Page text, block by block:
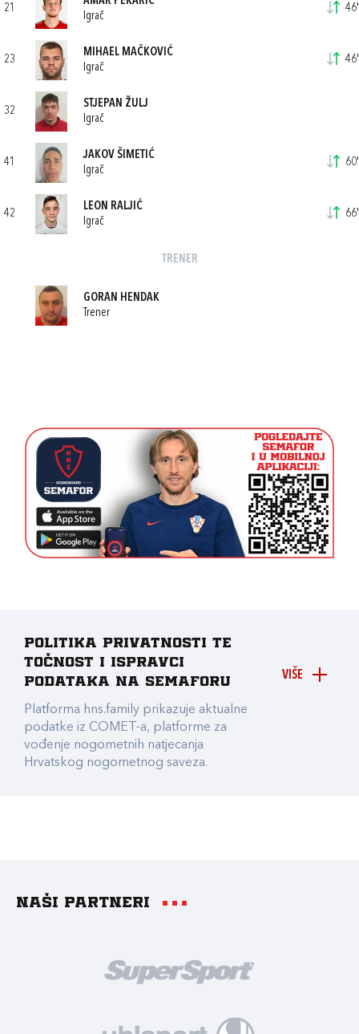
21
Igrač
46'
23
MIHAEL MAČKOVIĆ
Igrač
46'
32
STJEPAN ŽULJ
Igrač
41
JAKOV ŠIMETIĆ
Igrač
60'
42
LEON RALJIĆ
Igrač
66'
TRENER
GORAN HENDAK
Trener
VIŠE
Politika privatnosti te
točnost i ispravci
podataka na Semaforu
Platforma hns.family prikazuje aktualne
podatke iz COMET-a, platforme za
vođenje nogometnih natjecanja
Hrvatskog nogometnog saveza.
Naši partneri